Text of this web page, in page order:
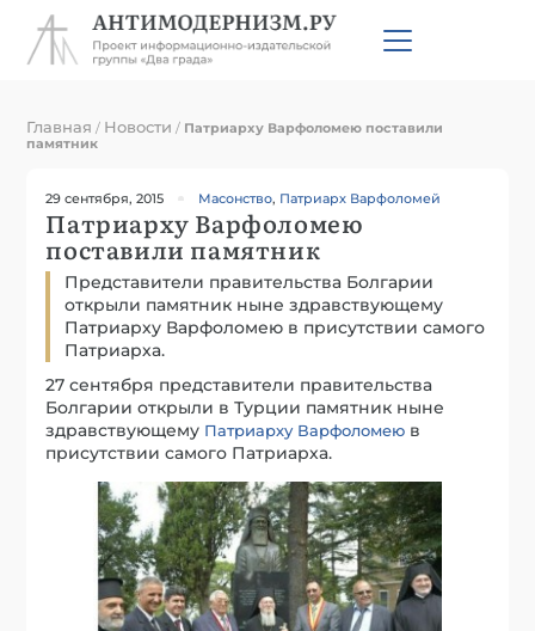
Главная / Новости / Патриарху Варфоломею поставили
памятник
29 сентября, 2015 Масонство, Патриарх Варфоломей
Патриарху Варфоломею
поставили памятник
Представители правительства Болгарии
открыли памятник ныне здравствующему
Патриарху Варфоломею в присутствии самого
Патриарха.
27 сентября представители правительства
Болгарии открыли в Турции памятник ныне
здравствующему Патриарху Варфоломею в
присутствии самого Патриарха.